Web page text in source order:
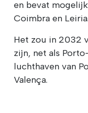
en bevat
Coimbra en Leiria.
Het zou in 2032
zijn, net als
luchthaven van
Valença.